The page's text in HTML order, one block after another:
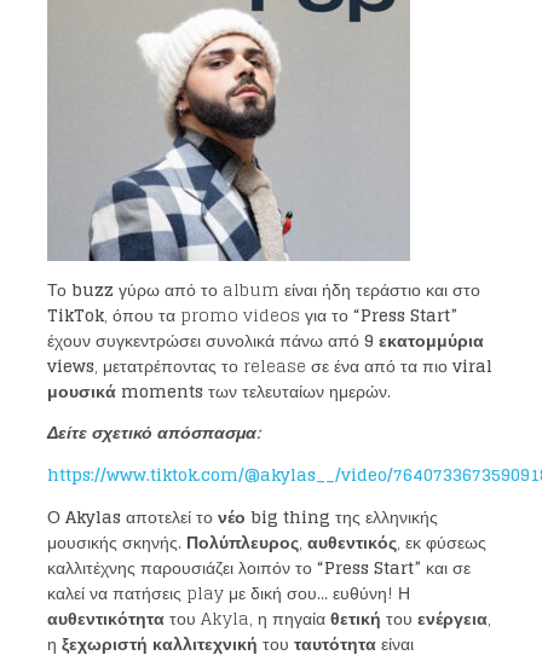
Το buzz γύρω από το album είναι ήδη τεράστιο και στο
TikTok, όπου τα promo videos για το“Press Start”
έχουν συγκεντρώσει συνολικά πάνω από9 εκατομμύρια
views, μετατρέποντας το release σε ένα από τα πιοviral
μουσικά moments των τελευταίων ημερών.
Δείτε σχετικό απόσπασμα:
https://www.tiktok.com/@akylas__/video/
ΟAkylas αποτελεί τονέο big thing της ελληνικής
μουσικής σκηνής. Πολύπλευρος, αυθεντικός, εκ φύσεως
καλλιτέχνης παρουσιάζει λοιπόν το“Press Start” και σε
καλεί να πατήσεις play με δική σου… ευθύνη! Η
αυθεντικότητατου Akyla, η πηγαίαθετική του ενέργεια,
η ξεχωριστή καλλιτεχνική του ταυτότηταείναι